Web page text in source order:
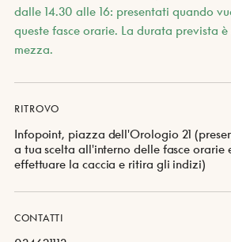
dalle 14.30 alle 16: presentati quando
queste fasce orarie. La durata prevista
mezza.
RITROVO
Infopoint, piazza dell'Orologio 21
a tua scelta all'interno delle fasce orarie
effettuare la caccia e ritira gli indizi)
CONTATTI